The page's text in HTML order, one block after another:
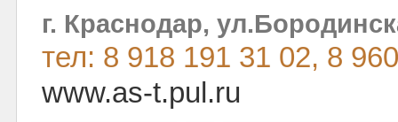
г. Краснодар,
тел: 8 918 191 31 02, 8
www.as-t.pul.ru